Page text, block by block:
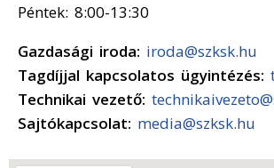
Péntek: 8:00-13:30
Gazdasági iroda: iroda@szksk.hu
Tagdíjjal kapcsolatos ügyintézés:
Technikai vezető:
Sajtókapcsolat: media@szksk.hu